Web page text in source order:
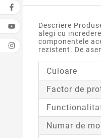
Descriere
alegi cu
componentele
rezistent. De
Culoare
Factor de
Numar de